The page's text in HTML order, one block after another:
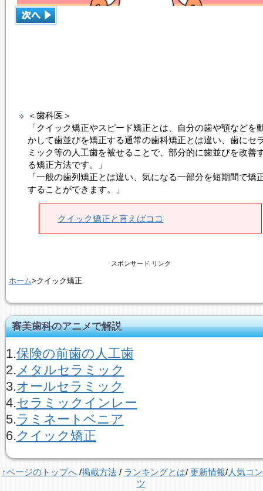
＜歯科医＞
「クイック矯正やスピード矯正とは、自分の歯や顎などを
かして歯並びを矯正する通常の歯科矯正とは違い、歯にセ
ミック等の人工歯を被せることで、部分的に歯並びを改善
る矯正方法です。」
「一般の歯列矯正とは違い、気になる一部分を短期間で矯
することができます。」
クイック矯正と言えばココ
スポンサード リンク
ホーム>クイック矯正
審美歯科のアニメで解説
1.保険の前歯の人工歯
2. メタルセラミック
3.オールセラミック
4.セラミックインレー
5.ラミネートベニア
6.クイック矯正
↑ページのトップへ/掲載方法/ ランキングとは/ 更新情報/人気コ
ツ